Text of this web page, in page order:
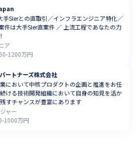
手SIerとの直取引／インフラエンジニア特化／
件は大手SIer直案件 ／ 上流工程であなたの力
ア
-1200万円
ートナーズ株式会社
において中核プロダクトの企画と推進をお任
ける技術開発組織において自身の知見を活か
すチャンスが豊富にあります
ャー
-1000万円